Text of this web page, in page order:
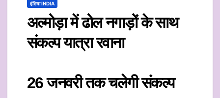
इंडिया INDIA
अल्मोड़ा में ढोल नगाड़ों के साथ
संकल्प यात्रा रवाना
26 जनवरी तक चलेगी संकल्प